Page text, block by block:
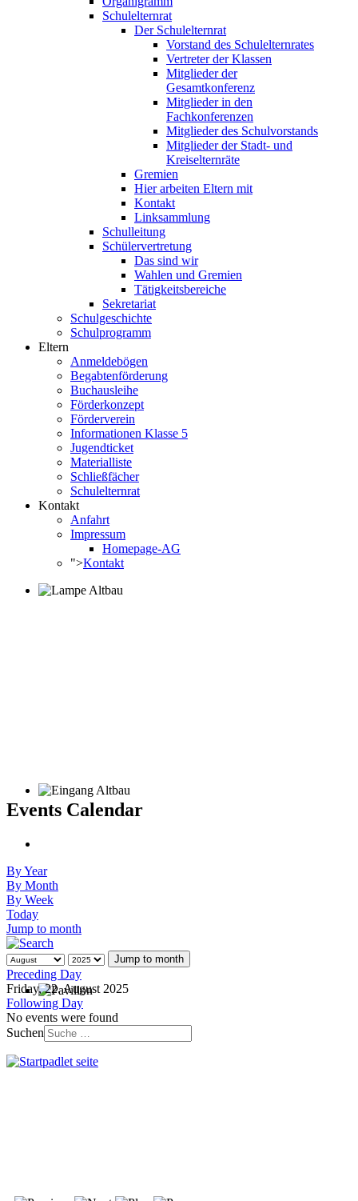
Schulelternrat
Der Schulelternrat
Vorstand des Schulelternrates
Vertreter der Klassen
Mitglieder der
Gesamtkonferenz
Mitglieder in den
Fachkonferenzen
Mitglieder des Schulvorstands
Mitglieder der Stadt- und
Kreiselternräte
Gremien
Hier arbeiten Eltern mit
Kontakt
Linksammlung
Schulleitung
Schülervertretung
Das sind wir
Wahlen und Gremien
Tätigkeitsbereiche
Sekretariat
Schulgeschichte
Schulprogramm
Eltern
Anmeldebögen
Begabtenförderung
Buchausleihe
Förderkonzept
Förderverein
Informationen Klasse 5
Jugendticket
Materialliste
Schließfächer
Schulelternrat
Kontakt
Anfahrt
Impressum
Homepage-AG
">Kontakt
Events Calendar
By Year
By Month
By Week
Today
Jump to month
Jump to month
Preceding Day
Friday, 22. August 2025
Following Day
No events were found
Suchen